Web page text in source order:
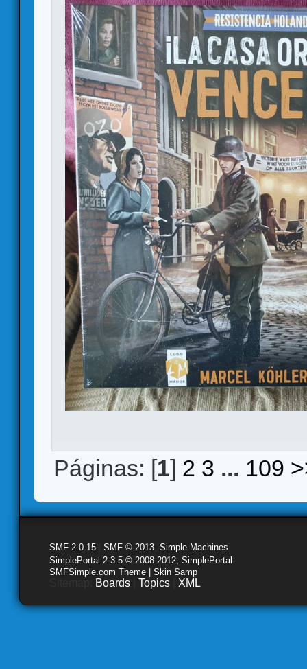
Páginas: [1] 2 3 ... 109
SMF 2.0.15 SMF © 2013 Simple Machines
SimplePortal 2.3.5 © 2008-2012, SimplePortal
SMFSimple.com Theme | Skin Samp
Boards Topics XML